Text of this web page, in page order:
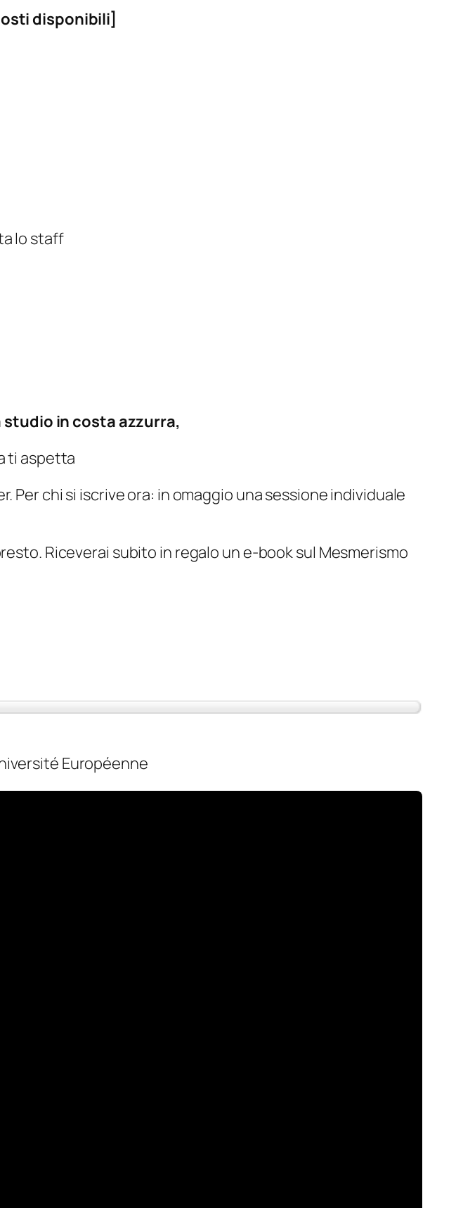
disponibili]
lo staff
studio in costa azzurra,
ti aspetta
chi si iscrive ora: in omaggio una sessione individuale
Riceverai subito in regalo un e-book sul Mesmerismo
Européenne